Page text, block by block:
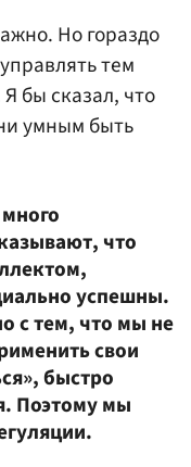
Но гораздо
тем
бы сказал, что
умным быть
что
успешны.
с тем, что мы не
свои
быстро
Поэтому мы